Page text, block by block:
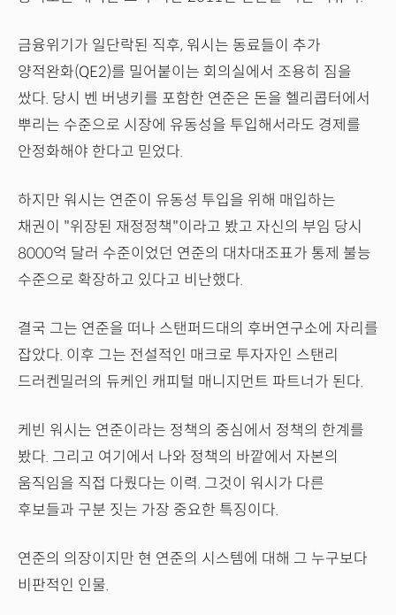
금융위기가 일단락된 직후, 워시는 동료들이 추가
양적완화(QE2)를 밀어붙이는 회의실에서 조용히 짐을
쌌다. 당시 벤 버냉키를 포함한 연준은 돈을 헬리콥터에서
뿌리는 수준으로 시장에 유동성을 투입해서라도 경제를
안정화해야 한다고 믿었다.
하지만 워시는 연준이 유동성 투입을 위해 매입하는
채권이 "위장된 재정정책"이라고 봤고 자신의 부임 당시
8000억 달러 수준이었던 연준의 대차대조표가 통제 불능
수준으로 확장하고 있다고 비난했다.
결국 그는 연준을 떠나 스탠퍼드대의 후버연구소에 자리를
잡았다. 이후 그는 전설적인 매크로 투자자인 스탠리
드러켄밀러의 듀케인 캐피털 매니지먼트 파트너가 된다.
케빈 워시는 연준이라는 정책의 중심에서 정책의 한계를
봤다. 그리고 여기에서 나와 정책의 바깥에서 자본의
움직임을 직접 다뤘다는 이력. 그것이 워시가 다른
후보들과 구분 짓는 가장 중요한 특징이다.
연준의 의장이지만 현 연준의 시스템에 대해 그 누구보다
비판적인 인물.